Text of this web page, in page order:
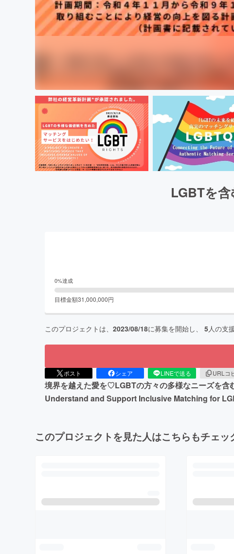
LGBTを
0%達成
目標金額31,000,000円
このプロジェクトは、 2023/08/18に募集を開始し、 5人の支
ポスト シェア LINEで送る URLコ
境界を越えた愛を♡LGBTの方々の多様なニーズを
Understand and Support Inclusive Matching for
このプロジェクトを見た人はこちらもチェッ